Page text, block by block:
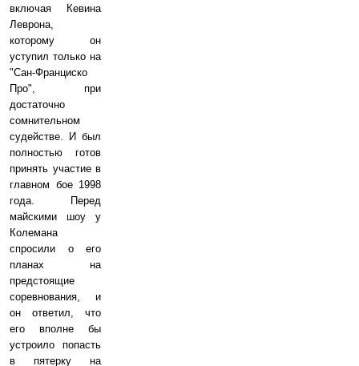
включая Кевина
Леврона,
которому он
уступил только на
"Сан-Франциско
Про", при
достаточно
сомнительном
судействе. И был
полностью готов
принять участие в
главном бое 1998
года. Перед
майскими шоу у
Колемана
спросили о его
планах на
предстоящие
соревнования, и
он ответил, что
его вполне бы
устроило попасть
в пятерку на